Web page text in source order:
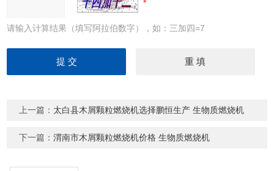
请输入计算结果（填写阿拉伯数字），如：三加四=7
上一篇： 太白县木屑颗粒燃烧机选择鹏恒生产 生物质燃烧机
下一篇：渭南市木屑颗粒燃烧机价格 生物质燃烧机